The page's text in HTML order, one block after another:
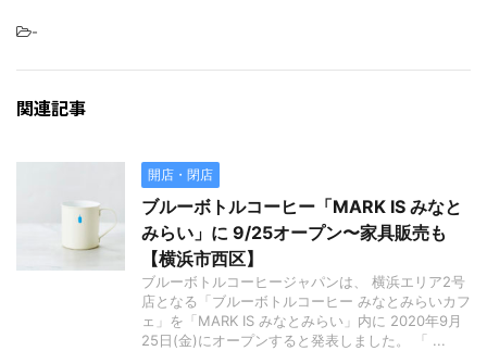
-
関連記事
開店・閉店
ブルーボトルコーヒー「MARK IS みなと
みらい」に 9/25オープン〜家具販売も
【横浜市西区】
ブルーボトルコーヒージャパンは、 横浜エリア2号
店となる「ブルーボトルコーヒー みなとみらいカフ
ェ」を「MARK IS みなとみらい」内に 2020年9月
25日(金)にオープンすると発表しました。 「 ...